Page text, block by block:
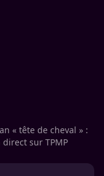
« tête de cheval » :
sur TPMP